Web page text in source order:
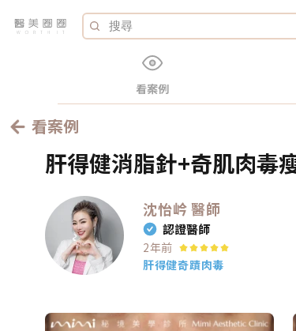
看案例
看案例
肝得健消脂針+奇肌肉毒
沈怡岒醫師
認證醫師
2年前
肝得健奇蹟肉毒